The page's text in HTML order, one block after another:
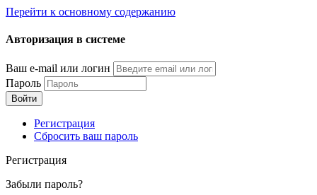
Перейти к основному содержанию
Авторизация в системе
Ваш e-mail или логин
Пароль
Регистрация
Сбросить ваш пароль
Регистрация
Забыли пароль?